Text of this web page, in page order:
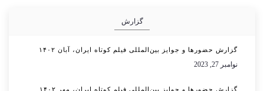
گزارش
گزارش حضورها و جوایز بین‌المللی فیلم کوتاه ایران، آبان ۱۴۰۲
نوامبر 27, 2023
گزارش حضورها و جوایز بین‌المللی فیلم کوتاه ایران، مهر ۱۴۰۲